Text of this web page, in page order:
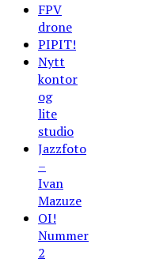
FPV
drone
PIPIT!
Nytt
kontor
og
lite
studio
Jazzfoto
–
Ivan
Mazuze
OI!
Nummer
2